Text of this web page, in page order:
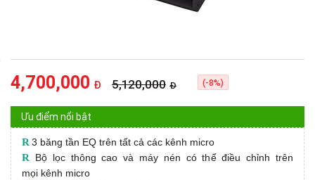
4,700,000 Đ 5,120,000 Đ (-8%)
Ưu điểm nổi bật
R3 băng tần EQ trên tất cả các kênh micro
R Bộ lọc thông cao và máy nén có thể điều chỉnh trên
mọi kênh micro